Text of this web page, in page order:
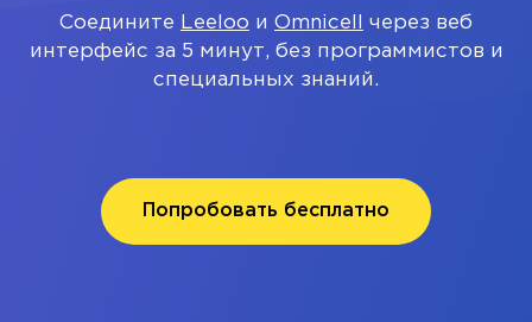
Соедините Leeloo и Omnicell
через веб
интерфейс за 5 минут, без программистов и
специальных знаний.
Попробовать бесплатно